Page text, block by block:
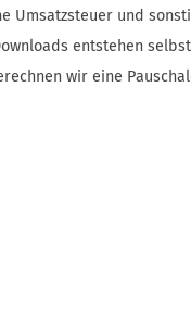
Buch
Umsatzsteuer und
entstehen
wir eine